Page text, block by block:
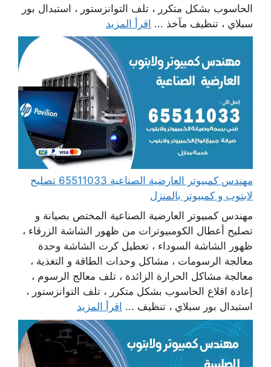
الحاسوب بشكل متكرر ، تلف التوانزستور ، استبدال بور
سبلاي ، تنظيف مآخذ ... اقرأ المزيد
مهندس كمبيوتر العارضية الصناعية 65511033 تصليح
لابتوب و كمبيوتر بالمنزل
مهندس كمبيوتر العارضية الصناعية المختص بصيانة و
تصليح أعطال الكومبيوترات من ظهور الشاشة الزرقاء ،
ظهور الشاشة السوداء ، تعطيل كرت الشاشة وحدة
معالجة الرسومات ، مشاكل وحدات الطاقة و التغذية ،
معالجة مشاكل الحرارة الزائدة ، تلف معالج الرسوم ،
إعادة اقلاع الحاسوب بشكل متكرر ، تلف التوانزستور ،
استبدال بور سبلاي ، تنظيف ... اقرأ المزيد